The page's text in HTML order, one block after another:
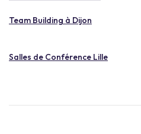
Team Building à Dijon
Salles de Conférence Lille